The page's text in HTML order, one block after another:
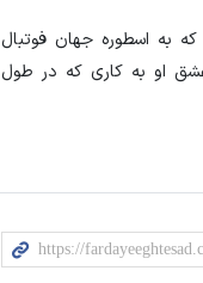
به اسطوره جهان فوتبال
او به کاری که در طول